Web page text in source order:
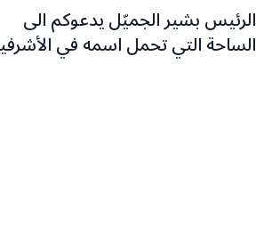
الرئيس بشير الجميّل يدعوكم الى
الساحة التي تحمل اسمه في